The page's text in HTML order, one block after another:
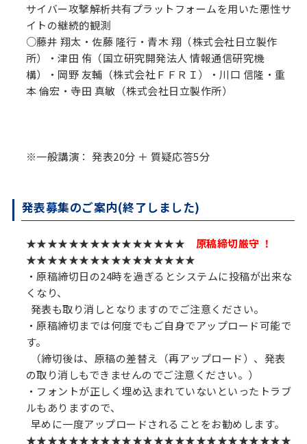
サイバー攻撃解析共有プラットフォームを用いた悪性サ
イトの継続的観測
○藤井 翔太・佐藤 隆行・青木 翔（株式会社日立製作
所）・津田 侑（国立研究開発法人 情報通信研究機
構）・岡野 友輔（株式会社ＦＦＲＩ）・川口 信隆・重
本 倫宏・寺田 真敏（株式会社日立製作所）
※一般講演： 発表20分 ＋ 質疑応答5分
発表募集のご案内(終了しました)
★★★★★★★★★★★★★★★ 原稿締切厳守 ！
★★★★★★★★★★★★★★★★
・原稿締切日の24時を過ぎるとシステムに投稿が出来な
くなり、
発表も取り消しとなりますのでご注意ください。
・原稿締切までは何度でもご自身でアップロード可能で
す。
（締切後は、原稿の差替え（再アップロード）、発表
の取り消しもできませんのでご注意ください。）
・フォントが正しく埋め込まれていないといったトラブ
ルもありますので、
早めに一度アップロードされることをお勧めします。
★★★★★★★★★★★★★★★★★★★★★★★★★